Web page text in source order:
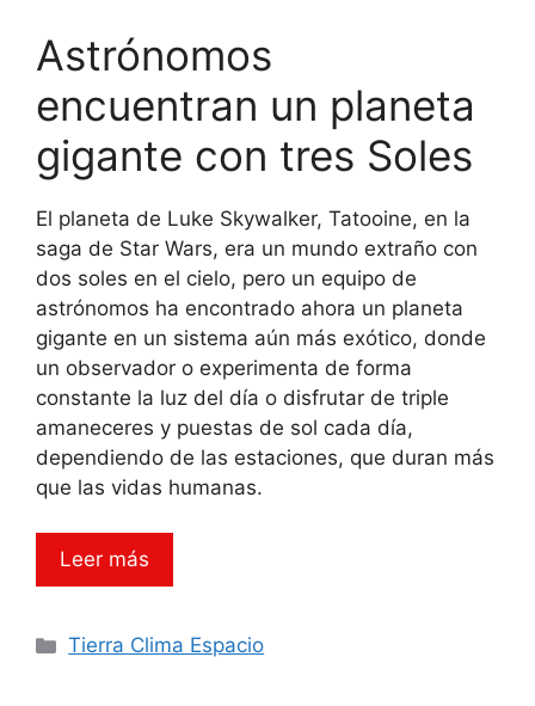
Astrónomos
encuentran un planeta
gigante con tres Soles
El planeta de Luke Skywalker, Tatooine, en la
saga de Star Wars, era un mundo extraño con
dos soles en el cielo, pero un equipo de
astrónomos ha encontrado ahora un planeta
gigante en un sistema aún más exótico, donde
un observador o experimenta de forma
constante la luz del día o disfrutar de triple
amaneceres y puestas de sol cada día,
dependiendo de las estaciones, que duran más
que las vidas humanas.
Leer más
Categorías
Tierra Clima Espacio